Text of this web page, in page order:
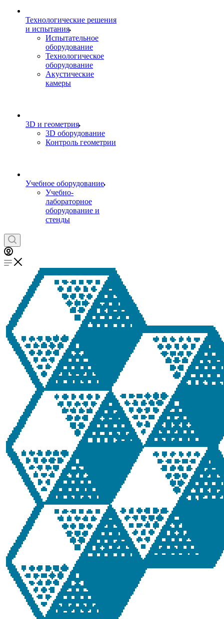
Технологические решения
и испытания
Испытательное
оборудование
Технологическое
оборудование
Акустические
камеры
3D и геометрия
3D оборудование
Контроль геометрии
Учебное оборудование
Учебно-
лабораторное
оборудование и
стенды